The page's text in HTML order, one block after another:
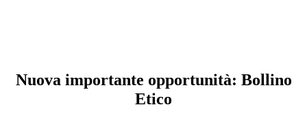
Nuova importante opportunità: Bollino
Etico